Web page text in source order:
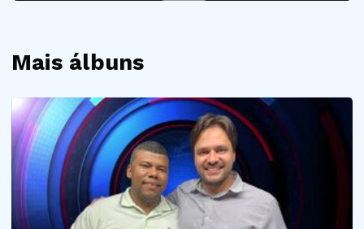
Mais álbuns